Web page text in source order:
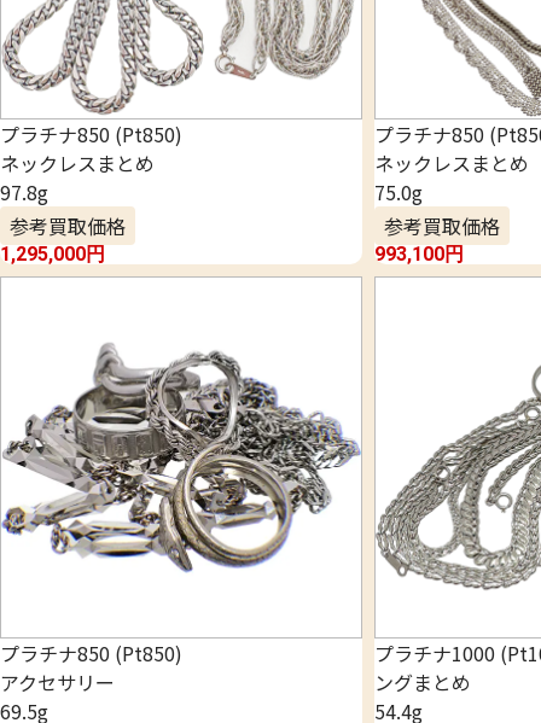
プラチナ850 (Pt850)
ネックレスまとめ
97.8g
参考買取価格
1,295,000円
プラチナ850
ネックレスまとめ
75.0g
参考買取価格
993,100円
プラチナ850 (Pt850)
アクセサリー
69.5g
プラチナ1000
ングまとめ
54.4g